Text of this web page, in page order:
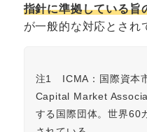
指針に準拠している旨
が一般的な対応とされ
注1 ICMA：国際資本
Capital Market
する国際団体。世界60